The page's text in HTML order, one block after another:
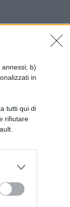
b)
in
tutti qui di
rifiutare